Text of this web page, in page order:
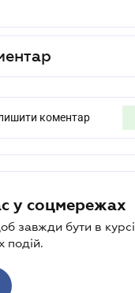
коментар
у соцмережах
завжди бути в курсі
подій.